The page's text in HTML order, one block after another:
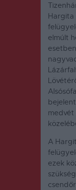
Hargita
elmúlt
A
ezek